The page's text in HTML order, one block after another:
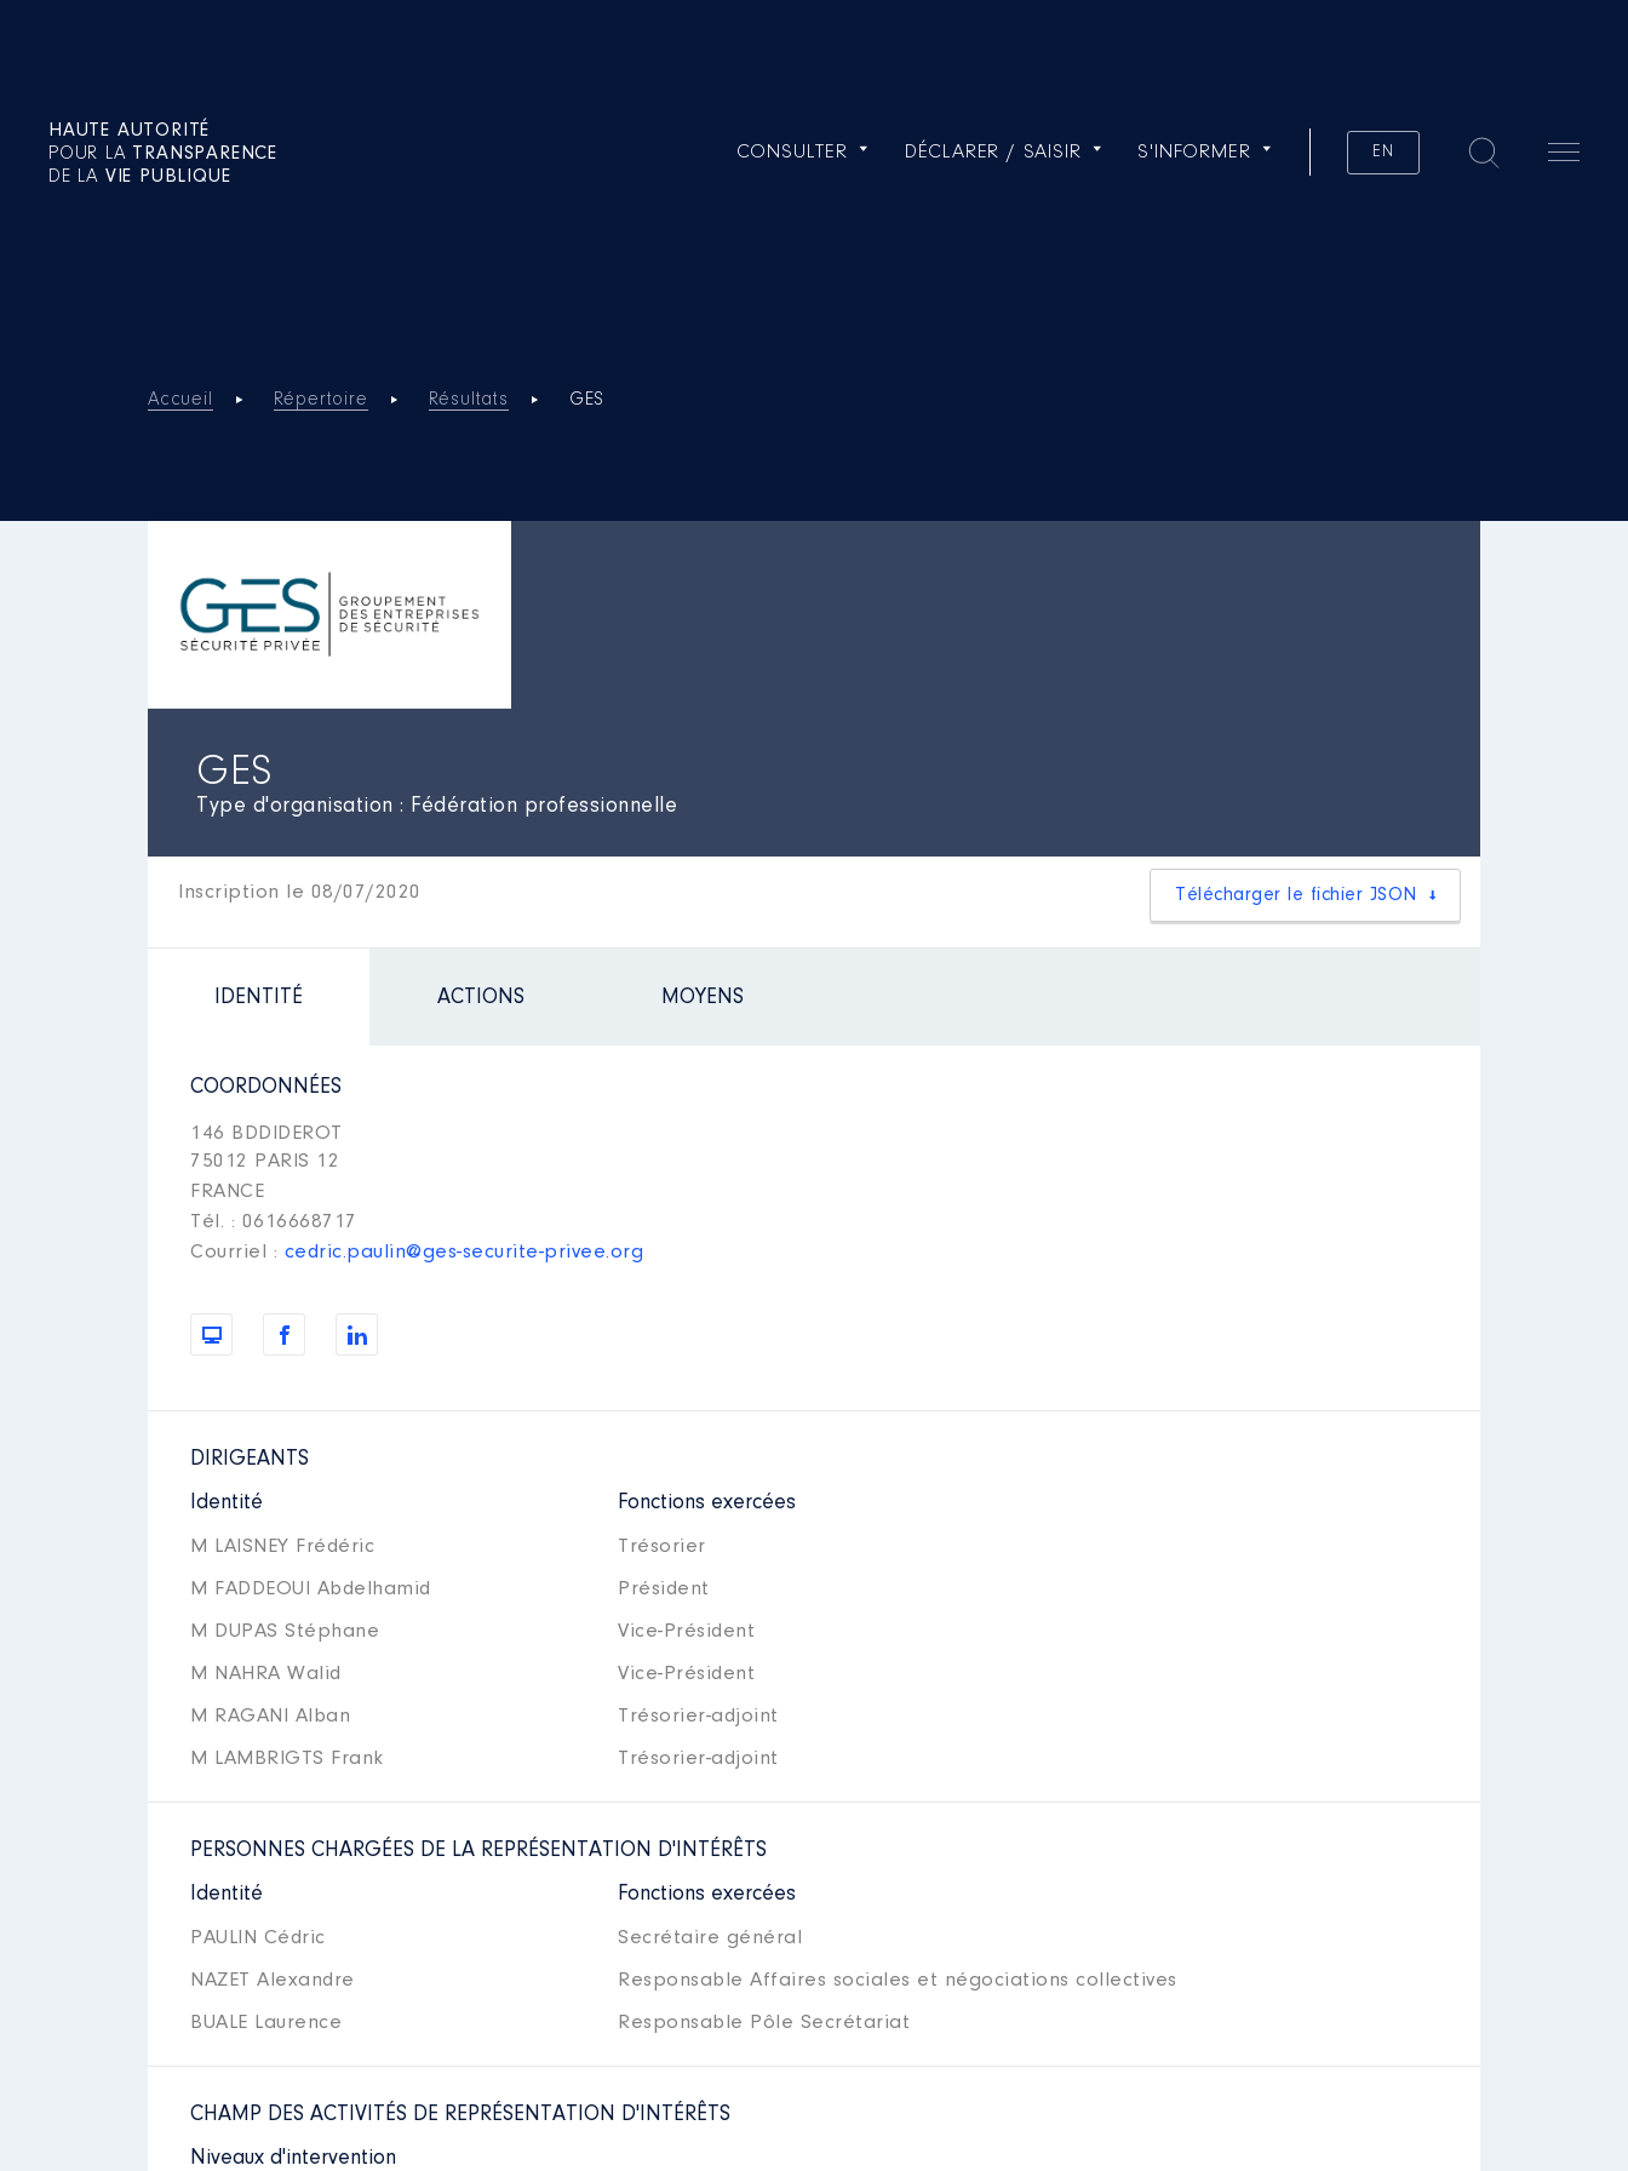
HAUTE AUTORITÉ
POUR LA TRANSPARENCE
DE LA VIE PUBLIQUE
CONSULTER DÉCLARER / SAISIR S'INFORMER EN
Accueil Répertoire Résultats GES
GES
Type d'organisation : Fédération professionnelle
Inscription le 08/07/2020 Télécharger le fichier JSON
IDENTITÉ ACTIONS MOYENS
COORDONNÉES
146 BDDIDEROT
75012 PARIS 12
FRANCE
Tél. : 0616668717
Courriel : cedric.paulin@ges-securite-privee.org
DIRIGEANTS
Identité
Fonctions exercées
M LAISNEY Frédéric Trésorier
M FADDEOUI Abdelhamid Président
M DUPAS Stéphane Vice-Président
M NAHRA Walid Vice-Président
M RAGANI Alban Trésorier-adjoint
M LAMBRIGTS Frank Trésorier-adjoint
PERSONNES CHARGÉES DE LA REPRÉSENTATION D'INTÉRÊTS
Identité
Fonctions exercées
PAULIN Cédric Secrétaire général
NAZET Alexandre Responsable Affaires sociales et négociations collectives
BUALE Laurence Responsable Pôle Secrétariat
CHAMP DES ACTIVITÉS DE REPRÉSENTATION D'INTÉRÊTS
Niveaux d'intervention